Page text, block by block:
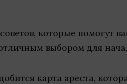
которые помогут
выбором для
карта ареста,